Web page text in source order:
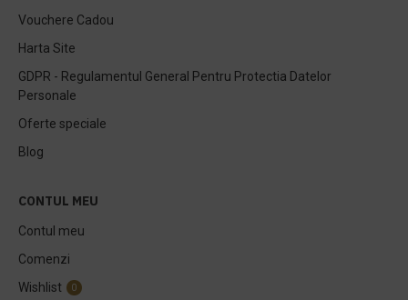
Vouchere Cadou
Harta Site
GDPR - Regulamentul General Pentru Protectia Datelor
Personale
Oferte speciale
Blog
CONTUL MEU
Contul meu
Comenzi
Wishlist
0